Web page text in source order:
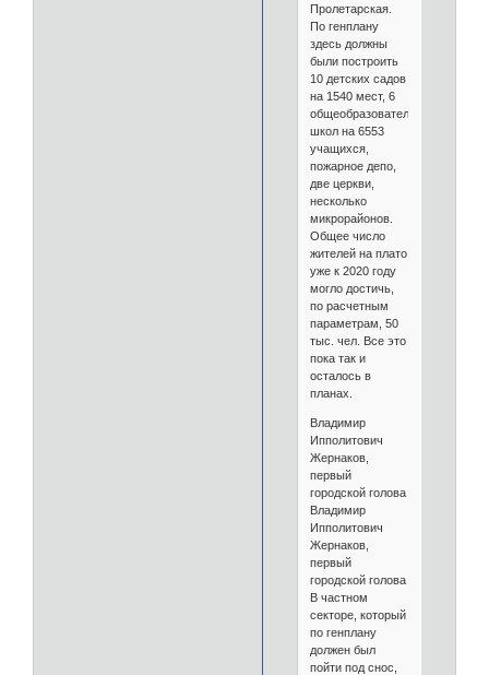
Пролетарская.
По генплану
здесь должны
были построить
10 детских садов
на 1540 мест, 6
общеобразовательных
школ на 6553
учащихся,
пожарное депо,
две церкви,
несколько
микрорайонов.
Общее число
жителей на плато
уже к 2020 году
могло достичь,
по расчетным
параметрам, 50
тыс. чел. Все это
пока так и
осталось в
планах.
Владимир
Ипполитович
Жернаков,
первый
городской голова
Владимир
Ипполитович
Жернаков,
первый
городской голова
В частном
секторе, который
по генплану
должен был
пойти под снос,